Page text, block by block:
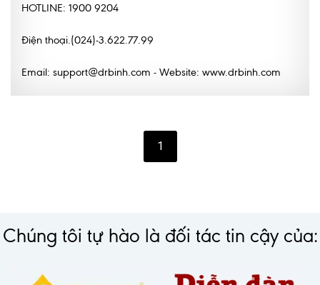
HOTLINE: 1900 9204
Điện thoại.(024)-3.622.77.99
Email: support@drbinh.com - Website: www.drbinh.com
1
Chúng tôi tự hào là đối tác tin cậy của: